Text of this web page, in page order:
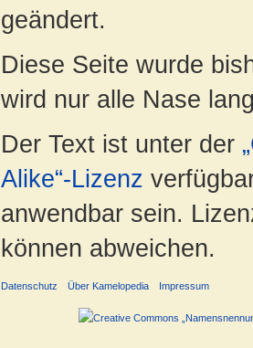
geändert.
Diese Seite wurde
wird nur alle Nase
Der Text ist unter der
Alike“-Lizenz
anwendbar sein.
können abweichen.
Datenschutz Über Kamelopedia Impressum